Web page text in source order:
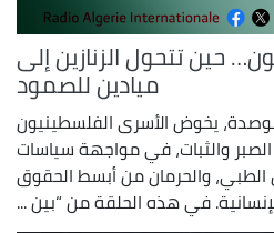
حين تتحول الزنازين إلى
ميادين للصمود
يخوض الأسرى الفلسطينيون
والثبات، في مواجهة سياسات
الطبي، والحرمان من أبسط الحقوق
في هذه الحلقة من “بين ...